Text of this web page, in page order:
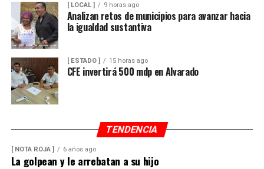
[ LOCAL ] 9 horas ago
Analizan retos de municipios para avanzar hacia
la igualdad sustantiva
[ ESTADO ] 15 horas ago
CFE invertirá 500 mdp en Alvarado
TENDENCIA
[ NOTA ROJA ] 6 años ago
La golpean y le arrebatan a su hijo